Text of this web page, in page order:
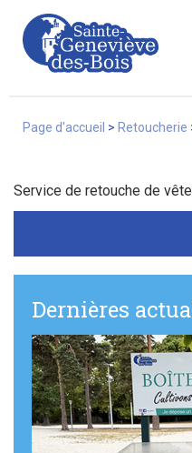
La Ville
Services
Sortir à Ste
Page d'accueil > Retoucherie
Service de retouche de
Dernières